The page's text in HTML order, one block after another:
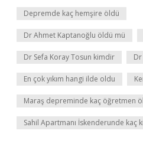
Depremde kaç hemşire öldü
Dr Ahmet Kaptanoğlu öldü mü
Dr Sefa Koray Tosun kimdir
En çok yıkım hangi ilde oldu
Maraş depreminde kaç öğretmen
Sahil Apartmanı İskenderunde kaç